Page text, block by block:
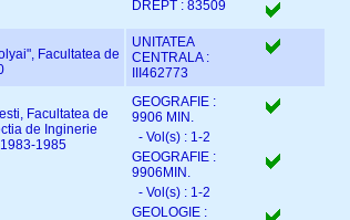
DREPT : 83509
Facultatea de
UNITATEA
CENTRALA :
III462773
Facultatea de
de Inginerie
1985
GEOGRAFIE :
9906 MIN.
- Vol(s) : 1-2
GEOGRAFIE :
9906MIN.
- Vol(s) : 1-2
GEOLOGIE :